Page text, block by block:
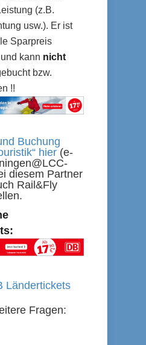
(z.B.
usw.). Er ist
Sparpreis
kann nicht
bzw.
!!
Buchung
hier (e-
diesem Partner
Rail&Fly
Ländertickets
Fragen: